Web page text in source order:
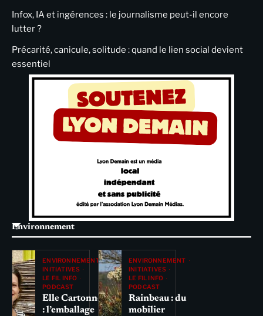
Infox, IA et ingérences : le journalisme peut-il encore
lutter ?
Précarité, canicule, solitude : quand le lien social devient
essentiel
Environnement
ENVIRONNEMENT
INITIATIVES
LE FIL INFO
PODCAST
Elle Cartonne
: l’emballage
ENVIRONNEMENT
INITIATIVES
LE FIL INFO
PODCAST
Rainbeau : du
mobilier